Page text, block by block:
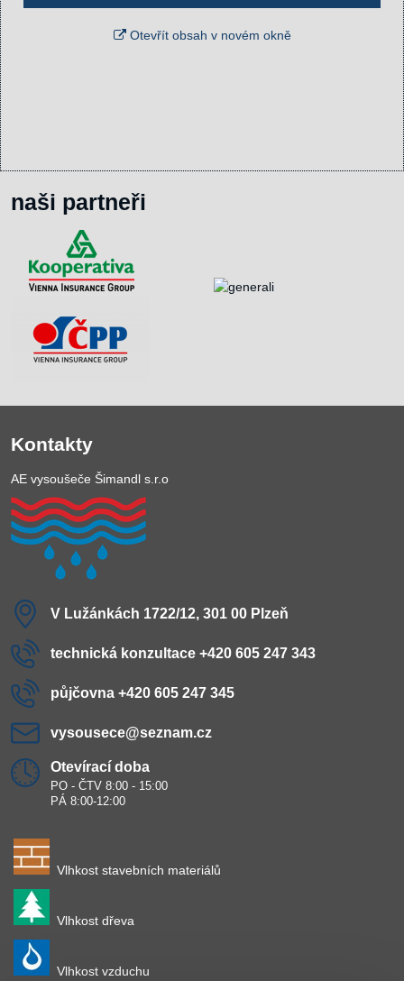
Otevřít obsah v novém okně
naši partneři
Kontakty
AE vysoušeče Šimandl s.r.o
V Lužánkách 1722/12, 301 00 Plzeň
technická konzultace +420 605 247 343
půjčovna +420 605 247 345
vysousece​@seznam​.cz
Otevírací doba
PO - ČTV 8:00 - 15:00
PÁ 8:00-12:00
Vlhkost stavebních materiálů
Vlhkost dřeva
Vlhkost vzduchu